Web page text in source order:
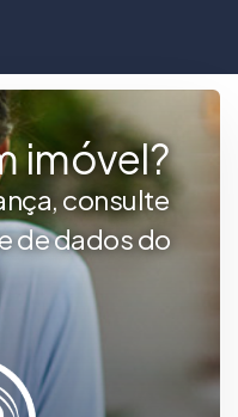
imóvel?
consulte
de dados do